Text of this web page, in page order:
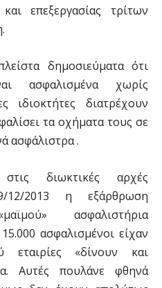
επεξεργασίας τρίτων
δημοσιεύματα ότι
ασφαλισμένα χωρίς
ιδιοκτήτες διατρέχουν
τα οχήματα τους σε
ασφάλιστρα .
διωκτικές αρχές
12/2013 η εξάρθρωση
ασφαλιστήρια
ασφαλισμένοι είχαν
εταιρίες «δίνουν και
Αυτές πουλάνε φθηνά